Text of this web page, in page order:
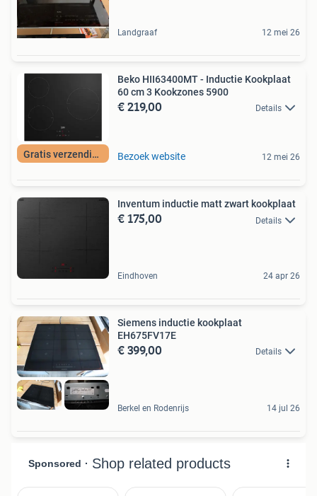
Landgraaf 12 mei 26
Gratis verzending
Beko HII63400MT - Inductie Kookplaat
60 cm 3 Kookzones 5900
€ 219,00 Details
Bezoek website 12 mei 26
Inventum inductie matt zwart kookplaat
€ 175,00 Details
Eindhoven 24 apr 26
Siemens inductie kookplaat
EH675FV17E
€ 399,00 Details
Berkel en Rodenrijs 14 jul 26